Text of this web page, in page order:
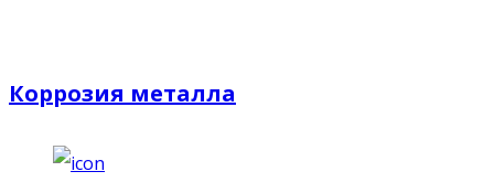
Коррозия металла